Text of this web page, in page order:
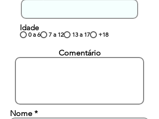
Idade
0 a 6 7 a 12 13 a 17 +18
Comentário
Nome